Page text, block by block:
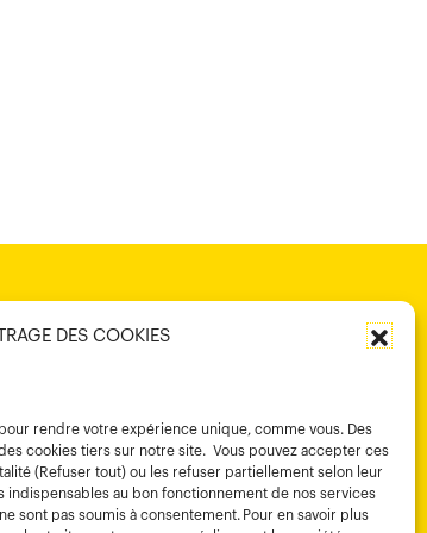
DES COOKIES
rendre votre expérience unique, comme vous. Des
cookies tiers sur notre site. Vous pouvez accepter ces
(Refuser tout) ou les refuser partiellement selon leur
indispensables au bon fonctionnement de nos services
sont pas soumis à consentement. Pour en savoir plus